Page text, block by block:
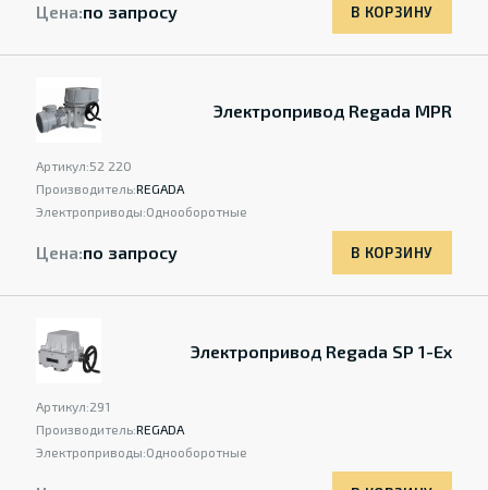
Цена:по запросу В КОРЗИНУ
Электропривод Regada MPR
Артикул:52 220
Производитель:REGADA
Электроприводы:Однооборотные
Цена:по запросу В КОРЗИНУ
Электропривод Regada SP 1-Ex
Артикул:291
Производитель:REGADA
Электроприводы:Однооборотные